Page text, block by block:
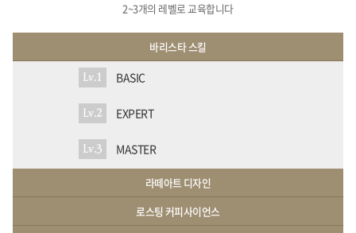
2~3개의 레벨로 교육합니다
바리스타 스킬
Lv.1 BASIC
Lv.2 EXPERT
Lv.3 MASTER
라떼아트 디자인
로스팅 커피사이언스